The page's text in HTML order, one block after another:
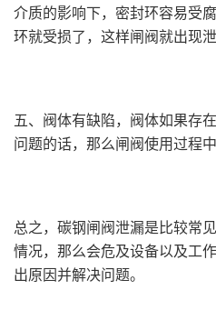
介质的影响下，密封环容易受
环就受损了，这样闸阀就出现泄
五、阀体有缺陷，阀体如果存
问题的话，那么闸阀使用过程
总之，碳钢闸阀泄漏是比较常
情况，那么会危及设备以及工
出原因并解决问题。